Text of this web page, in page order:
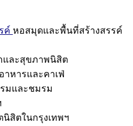
ค์ หอสมุดและพื้นที่สร้างสรรค์
และสุขภาพนิสิต
าหารและคาเฟ่
มและชมรม
นิสิตในกรุงเทพฯ